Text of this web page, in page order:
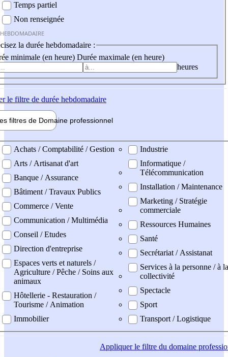
Temps partiel
Non renseignée
la durée hebdomadaire :
minimale (en heure) Durée maximale (en heure)
heures
le filtre de durée hebdomadaire
filtres de Domaine professionnel
professionel
Achats / Comptabilité / Gestion
Arts / Artisanat d'art
Banque / Assurance
Bâtiment / Travaux Publics
Commerce / Vente
Communication / Multimédia
Conseil / Etudes
Direction d'entreprise
Espaces verts et naturels /
Agriculture / Pêche / Soins aux
animaux
Hôtellerie - Restauration /
Tourisme / Animation
Immobilier
Industrie
Informatique /
Télécommunication
Installation / Maintenance
Marketing / Stratégie
commerciale
Ressources Humaines
Santé
Secrétariat / Assistanat
Services à la personne / à la
collectivité
Spectacle
Sport
Transport / Logistique
Appliquerle filtre du domaine